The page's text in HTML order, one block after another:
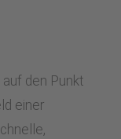
den Punkt
einer